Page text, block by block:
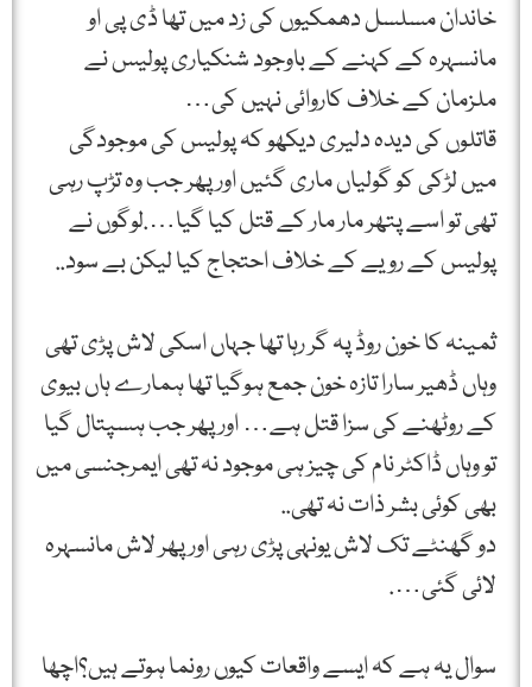
خاندان مسلسل دھمکیوں کی زد میں تھا ڈی پی او
مانسہرہ کے کہنے کے باوجود شنکیاری پولیس نے
ملزمان کے خلاف کاروائی نہیں کی…
قاتلوں کی دیدہ دلیری دیکھو کہ پولیس کی موجودگی
میں لڑکی کو گولیاں ماری گئیں اور پھر جب وہ تڑپ رہی
تھی تو اسے پتھر مار مار کے قتل کیا گیا….لوگوں نے
پولیس کے رویے کے خلاف احتجاج کیا لیکن بے سود..
ثمینہ کا خون روڈ پہ گر رہا تھا جہاں اسکی لاش پڑی تھی
وہاں ڈھیر سارا تازہ خون جمع ہوگیا تھا ہمارے ہاں بیوی
کے روٹھنے کی سزا قتل ہے… اور پھر جب ہسپتال گیا
تو وہاں ڈاکٹر نام کی چیز ہی موجود نہ تھی ایمرجنسی میں
بھی کوئی بشر ذات نہ تھی..
دو گھنٹے تک لاش یونہی پڑی رہی اور پھر لاش مانسہرہ
لائی گئی….
سوال یہ ہے کہ ایسے واقعات کیوں رونما ہوتے ہیں؟اچھا